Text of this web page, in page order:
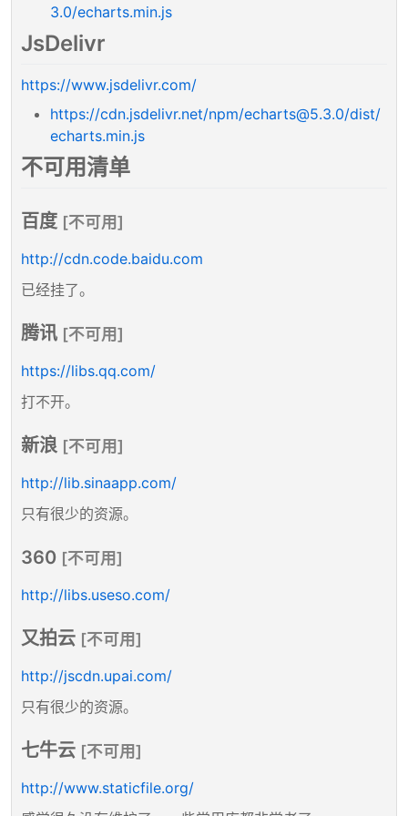
3.0/echarts.min.js
JsDelivr
https://www.jsdelivr.com/
https://cdn.jsdelivr.net/npm/echarts@5.3.0/dist/
echarts.min.js
不可用清单
百度 [不可用]
http://cdn.code.baidu.com
已经挂了。
腾讯 [不可用]
https://libs.qq.com/
打不开。
新浪 [不可用]
http://lib.sinaapp.com/
只有很少的资源。
360 [不可用]
http://libs.useso.com/
又拍云 [不可用]
http://jscdn.upai.com/
只有很少的资源。
七牛云 [不可用]
http://www.staticfile.org/